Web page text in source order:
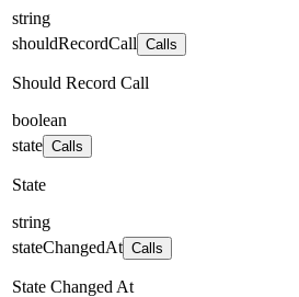
string
shouldRecordCall Calls
Should Record Call
boolean
state Calls
State
string
stateChangedAt Calls
State Changed At